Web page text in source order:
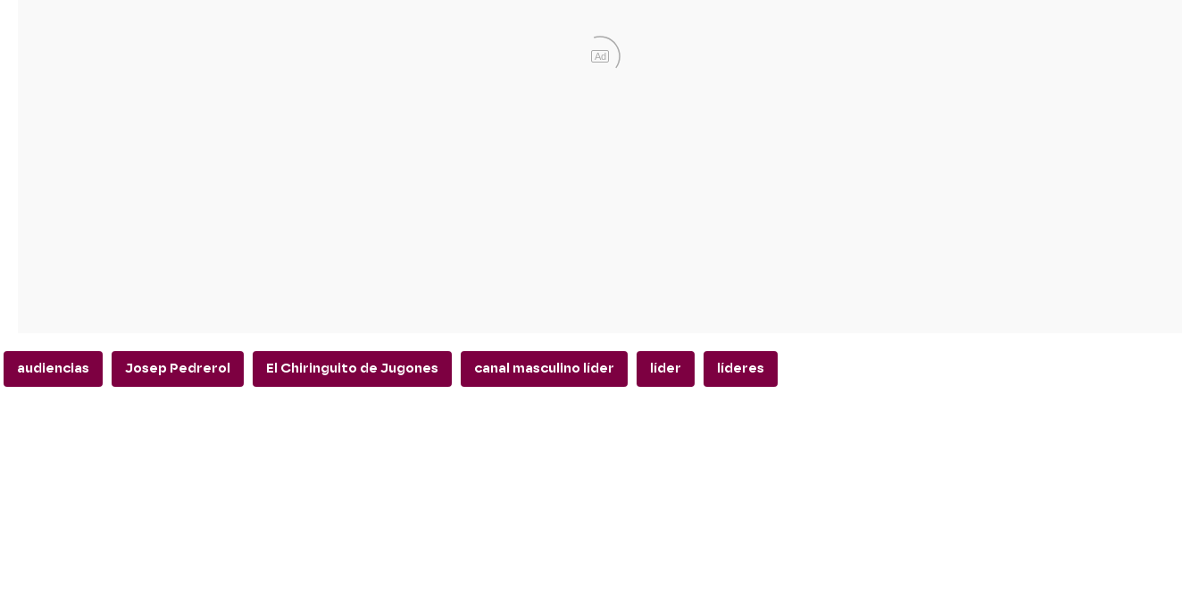
Ad
audiencias Josep Pedrerol El Chiringuito de Jugones canal masculino líder líder líderes